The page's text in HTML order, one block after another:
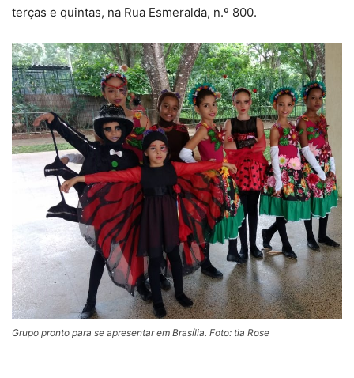
terças e quintas, na Rua Esmeralda, n.º 800.
Grupo pronto para se apresentar em Brasília. Foto: tia Rose